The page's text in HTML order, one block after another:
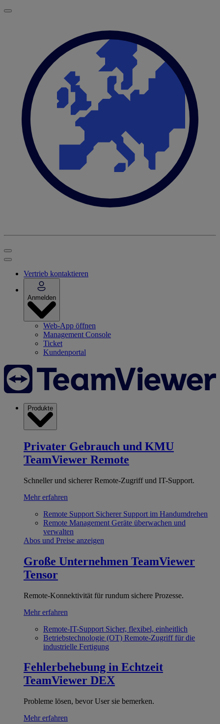
Vertrieb kontaktieren
Anmelden
Web-App öffnen
Management Console
Ticket
Kundenportal
Produkte
Privater Gebrauch und KMU
TeamViewer Remote
Schneller und sicherer Remote-Zugriff und IT-Support.
Mehr erfahren
Remote Support Sicherer Support im Handumdrehen
Remote Management Geräte überwachen und
verwalten
Abos und Preise anzeigen
Große Unternehmen TeamViewer
Tensor
Remote-Konnektivität für rundum sichere Prozesse.
Mehr erfahren
Remote-IT-Support Sicher, flexibel, einheitlich
Betriebstechnologie (OT) Remote-Zugriff für die
industrielle Fertigung
Fehlerbehebung in Echtzeit
TeamViewer DEX
Probleme lösen, bevor User sie bemerken.
Mehr erfahren